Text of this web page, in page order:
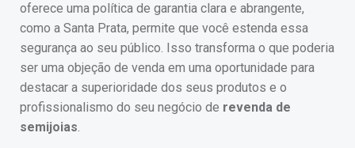
oferece uma política de garantia clara e abrangente,
como a Santa Prata, permite que você estenda essa
segurança ao seu público. Isso transforma o que poderia
ser uma objeção de venda em uma oportunidade para
destacar a superioridade dos seus produtos e o
profissionalismo do seu negócio de revenda de
semijoias.